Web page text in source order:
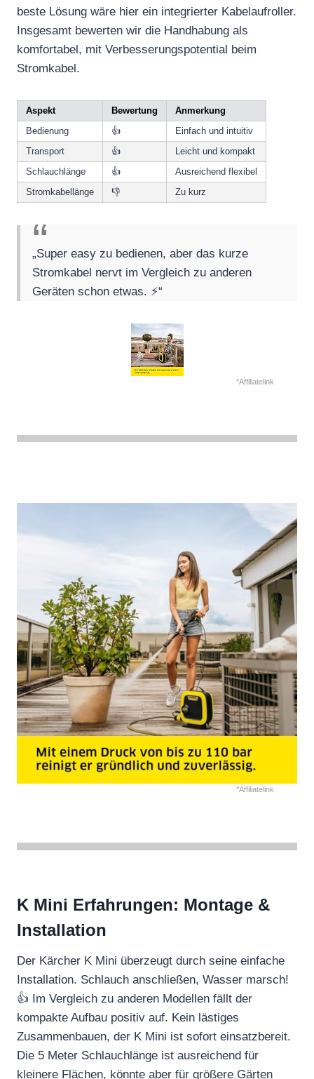
beste Lösung wäre hier ein integrierter Kabelaufroller.
Insgesamt bewerten wir die Handhabung als
komfortabel, mit Verbesserungspotential beim
Stromkabel.
Aspekt Bewertung
Anmerkung
Bedienung
👍
Einfach und intuitiv
Transport
👍
Leicht und kompakt
Schlauchlänge
👍
Ausreichend flexibel
Stromkabellänge
👎 Zu kurz
„Super easy zu bedienen, aber das kurze
Stromkabel nervt im Vergleich zu anderen
Geräten schon etwas. ⚡“
*Affiliatelink
*Affiliatelink
K Mini Erfahrungen: Montage &
Installation
Der Kärcher K Mini überzeugt durch seine einfache
Installation. Schlauch anschließen, Wasser marsch!
👍 Im Vergleich zu anderen Modellen fällt der
kompakte Aufbau positiv auf. Kein lästiges
Zusammenbauen, der K Mini ist sofort einsatzbereit.
Die 5 Meter Schlauchlänge ist ausreichend für
kleinere Flächen, könnte aber für größere Gärten